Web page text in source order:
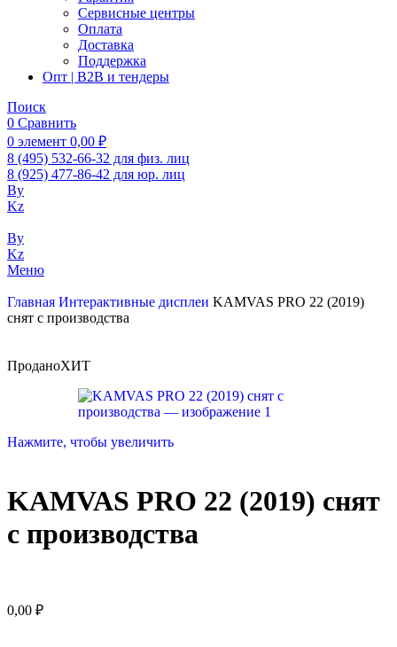
Сервисные центры
Оплата
Доставка
Поддержка
Опт | B2B и тендеры
Поиск
0 Сравнить
0 элемент 0,00 ₽
8 (495) 532-66-32 для физ. лиц
8 (925) 477-86-42 для юр. лиц
By
Kz
By
Kz
Меню
Главная Интерактивные дисплеи KAMVAS PRO 22 (2019)
снят с производства
ПроданоХИТ
Нажмите, чтобы увеличить
KAMVAS PRO 22 (2019) снят
с производства
0,00 ₽